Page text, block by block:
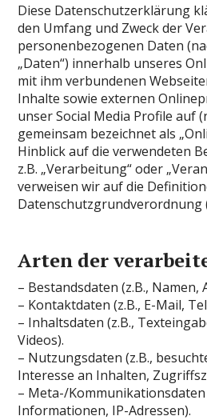
Diese Datenschutzerklärung
den Umfang und Zweck der
personenbezogenen Daten
„Daten“) innerhalb unseres
mit ihm verbundenen
Inhalte sowie externen
unser Social Media Profile auf
gemeinsam bezeichnet als
Hinblick auf die verwendeten
z.B. „Verarbeitung“ oder
verweisen wir auf die
Datenschutzgrundverordnung
Arten der
– Bestandsdaten (z.B., Namen,
– Kontaktdaten (z.B., E-Mail,
– Inhaltsdaten (z.B.,
Videos).
– Nutzungsdaten (z.B.,
Interesse an Inhalten,
– Meta-/Kommunikationsdaten
Informationen, IP-Adressen).